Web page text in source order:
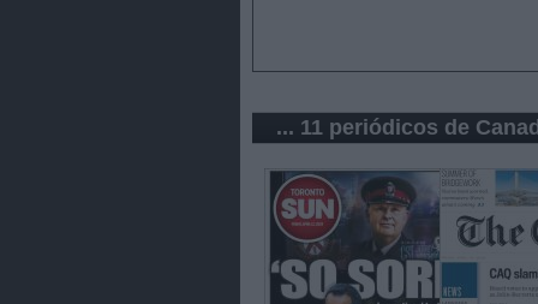
... 11 periódicos de